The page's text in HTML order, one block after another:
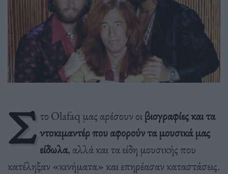
Σ το Olafaq μας αρέσουν οιβιογραφίες και τα
ντοκιμαντέρ που αφορούν τα μουσικά μας
είδωλα, αλλά και τα είδη μουσικής που
κατέληξαν «κινήματα» και επηρέασαν καταστάσεις.